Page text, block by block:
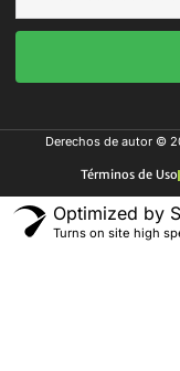
Derechos de autor ©
Términos de Uso
Optimized by
Turns on site high